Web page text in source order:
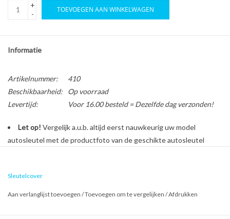
+
-
TOEVOEGEN AAN WINKELWAGEN
Informatie
Artikelnummer:
410
Beschikbaarheid:
Op voorraad
Levertijd:
Voor 16.00 besteld = Dezelfde dag verzonden!
Let op! Vergelijk a.u.b. altijd eerst nauwkeurig uw model
autosleutel met de productfoto van de geschikte autosleutel
Sleutelcover
Aan verlanglijst toevoegen /Toevoegen om te vergelijken /Afdrukken